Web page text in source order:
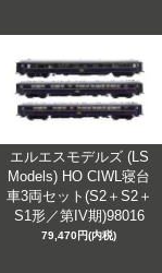
エルエスモデルズ (LS
Models) HO CIWL寝台
車3両セット(S2＋S2＋
S1形／第IV期)98016
79,470円(内税)